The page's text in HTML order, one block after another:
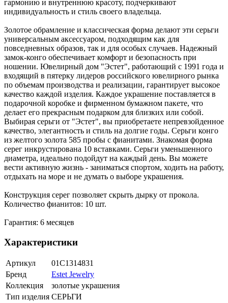
гармонию и внутреннюю красоту, подчеркивают
индивидуальность и стиль своего владельца.
Золотое обрамление и классическая форма делают эти серьги
универсальным аксессуаром, подходящим как для
повседневных образов, так и для особых случаев. Надежный
замок-конго обеспечивает комфорт и безопасность при
ношении. Ювелирный дом "Эстет", работающий с 1991 года и
входящий в пятерку лидеров российского ювелирного рынка
по объемам производства и реализации, гарантирует высокое
качество каждой изделия. Каждое украшение поставляется в
подарочной коробке и фирменном бумажном пакете, что
делает его прекрасным подарком для близких или собой.
Выбирая серьги от "Эстет", вы приобретаете непревзойденное
качество, элегантность и стиль на долгие годы. Серьги конго
из желтого золота 585 пробы с фианитами. Знакомая форма
серег инкрустирована 10 вставками. Серьги уменьшенного
диаметра, идеально подойдут на каждый день. Вы можете
вести активную жизнь - заниматься спортом, ходить на работу,
отдыхать на море и не думать о выборе украшения.
Конструкция серег позволяет скрыть дырку от прокола.
Количество фианитов: 10 шт.
Гарантия: 6 месяцев
Характеристики
Артикул
01С1314831
Бренд
Estet Jewelry
Коллекция
золотые украшения
Тип изделия СЕРЬГИ